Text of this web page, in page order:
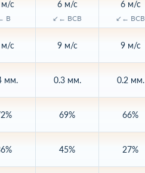
м/с
В
с
мм.
6 м/с
↙← ВСВ
9 м/с
0.3 мм.
69%
45%
6 м/с
↙← ВСВ
9 м/с
0.2 мм.
66%
27%